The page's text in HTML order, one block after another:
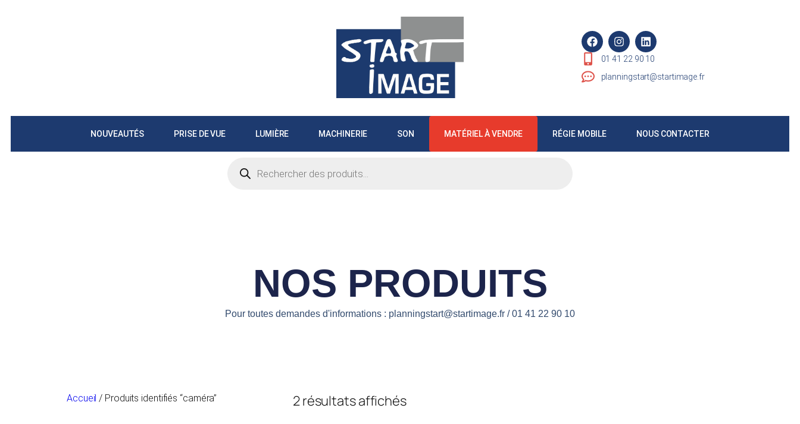
01 41 22 90 10
planningstart@startimage.fr
NOUVEAUTÉS PRISE DE VUE LUMIÈRE MACHINERIE SON MATÉRIEL À VENDRE RÉGIE MOBILE NOUS CONTACTER
NOS PRODUITS
Pour toutes demandes d'informations : planningstart@startimage.fr / 01 41 22 90 10
Accueil / Produits identifiés “caméra” 2 résultats affichés